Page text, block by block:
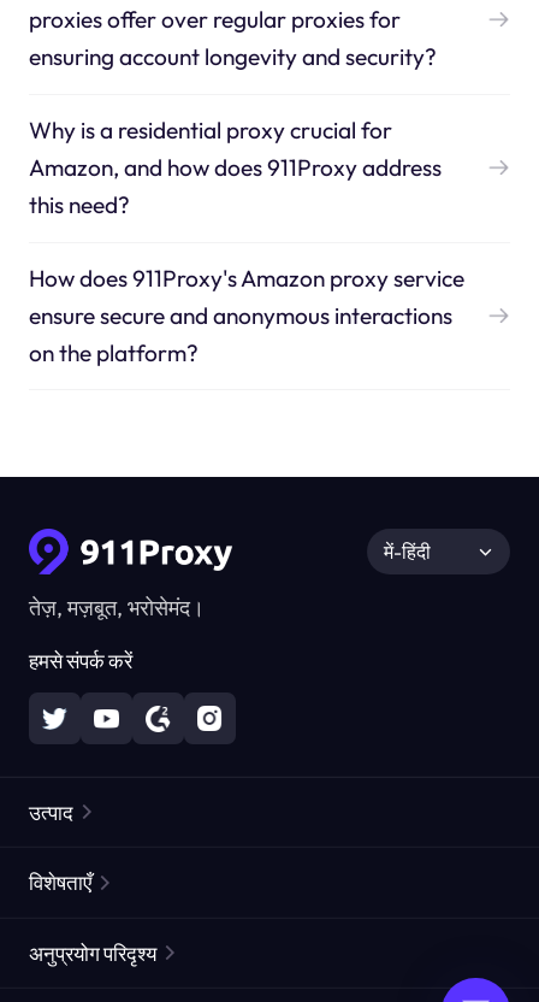
proxies offer over regular proxies for
ensuring account longevity and security?
Why is a residential proxy crucial for
Amazon, and how does 911Proxy address
this need?
How does 911Proxy's Amazon proxy service
ensure secure and anonymous interactions
on the platform?
तेज़, मज़बूत, भरोसेमंद।
हमसे संपर्क करें
में-हिंदी
उत्पाद
स्थैतिक रेज़िडेंशियल प्रॉक्सीज़
विशेषताएँ
प्रॉक्सी चेकर
अनुप्रयोग परिदृश्य